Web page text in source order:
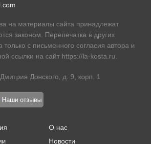
на материалы сайта принадлежат
законом. Перепечатка в других
только с письменного согласия автора и
ссылки на сайт https://la-kosta.ru
Донского, д. 9, корп. 1
Наши отзывы
О нас
Новости